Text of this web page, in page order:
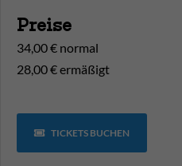
Preise
34,00 € normal
28,00 € ermäßigt
TICKETS BUCHEN